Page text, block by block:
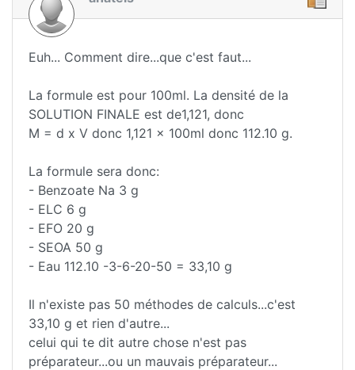
Euh... Comment dire...que c'est faut...
La formule est pour 100ml. La densité de la
SOLUTION FINALE est de1,121, donc
M = d x V donc 1,121 x 100ml donc 112.10 g.
La formule sera donc:
- Benzoate Na 3 g
- ELC 6 g
- EFO 20 g
- SEOA 50 g
- Eau 112.10 -3-6-20-50 = 33,10 g
Il n'existe pas 50 méthodes de calculs...c'est
33,10 g et rien d'autre...
celui qui te dit autre chose n'est pas
préparateur...ou un mauvais préparateur...